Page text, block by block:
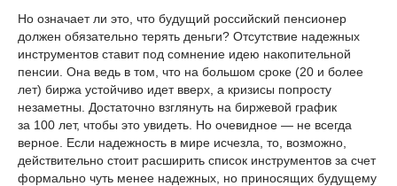
Но означает ли это, что будущий российский пенсионер
должен обязательно терять деньги? Отсутствие надежных
инструментов ставит под сомнение идею накопительной
пенсии. Она ведь в том, что на большом сроке (20 и более
лет) биржа устойчиво идет вверх, а кризисы попросту
незаметны. Достаточно взглянуть на биржевой график
за 100 лет, чтобы это увидеть. Но очевидное — не всегда
верное. Если надежность в мире исчезла, то, возможно,
действительно стоит расширить список инструментов за счет
формально чуть менее надежных, но приносящих будущему